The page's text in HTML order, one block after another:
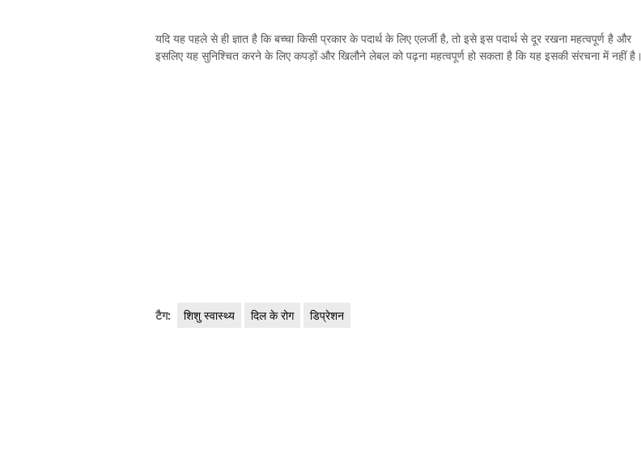
यदि यह पहले से ही ज्ञात है कि बच्चा किसी प्रकार के पदार्थ के लिए एलर्जी है, तो इसे इस पदार्थ से दूर रखना महत्वपूर्ण है और
इसलिए यह सुनिश्चित करने के लिए कपड़ों और खिलौने लेबल को पढ़ना महत्वपूर्ण हो सकता है कि यह इसकी संरचना में नहीं है।
टैग: शिशु स्वास्थ्य दिल के रोग डिप्रेशन